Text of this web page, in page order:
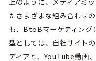
たさまざまな組み合わせ
も、BtoBマーケティング
型としては、自社サイト
ディアと、YouTube動画